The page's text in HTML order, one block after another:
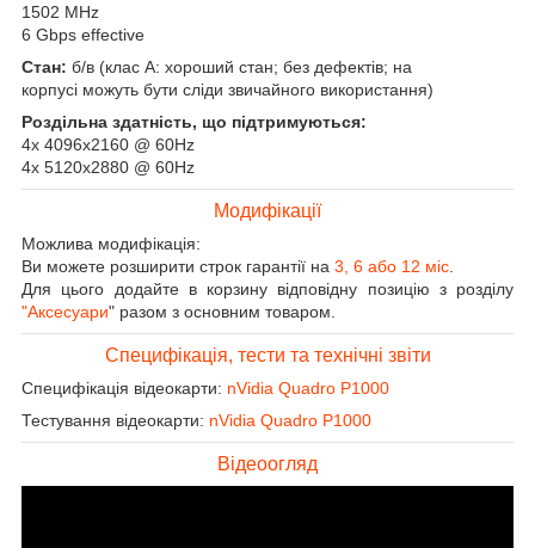
1502 MHz
6 Gbps effective
Стан: б/в (клас А: хороший стан; без дефектів; на
корпусі можуть бути сліди звичайного використання)
Роздільна здатність, що підтримуються:
4x 4096x2160 @ 60Hz
4x 5120x2880 @ 60Hz
Модифікації
Можлива модифікація:
Ви можете розширити строк гарантії на 3, 6 або 12 міс
Для цього додайте в корзину відповідну позицію з розділу
"Аксесуари" разом з основним товаром.
Специфікація, тести та технічні звіти
Специфікація відеокарти: nVidia Quadro P1000
Тестування відеокарти: nVidia Quadro P1000
Відеоогляд